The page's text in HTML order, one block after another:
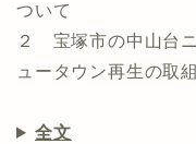
ついて
２ 宝塚市の中山台
ュータウン再生の取
全文